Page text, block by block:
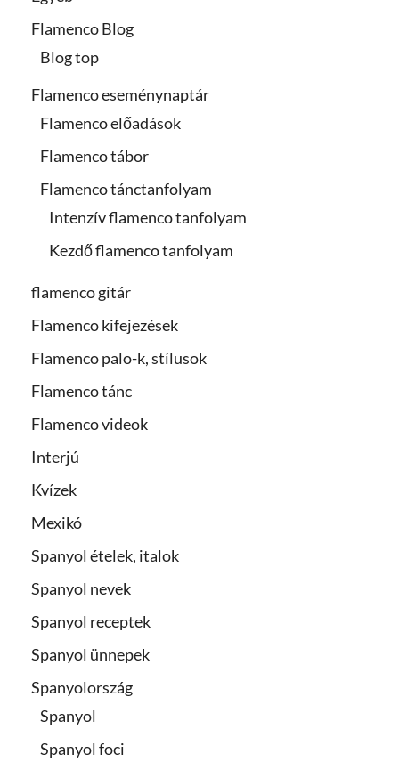
Flamenco Blog
Blog top
Flamenco eseménynaptár
Flamenco előadások
Flamenco tábor
Flamenco tánctanfolyam
Intenzív flamenco tanfolyam
Kezdő flamenco tanfolyam
flamenco gitár
Flamenco kifejezések
Flamenco palo-k, stílusok
Flamenco tánc
Flamenco videok
Interjú
Kvízek
Mexikó
Spanyol ételek, italok
Spanyol nevek
Spanyol receptek
Spanyol ünnepek
Spanyolország
Spanyol
Spanyol foci